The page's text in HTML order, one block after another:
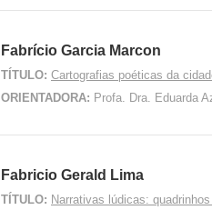
Fabrício Garcia Marcon
TÍTULO: Cartografias poéticas da
ORIENTADORA: Profa. Dra. Eduarda
Fabricio Gerald Lima
TÍTULO: Narrativas lúdicas: